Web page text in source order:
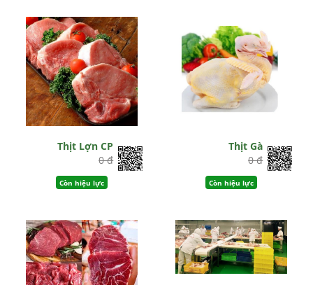
Thịt Lợn CP
0 đ
Còn hiệu lực
Thịt Gà
0 đ
Còn hiệu lực